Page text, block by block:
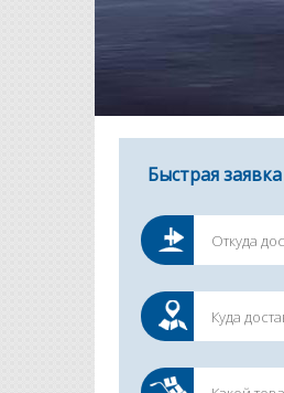
Быстрая заявка